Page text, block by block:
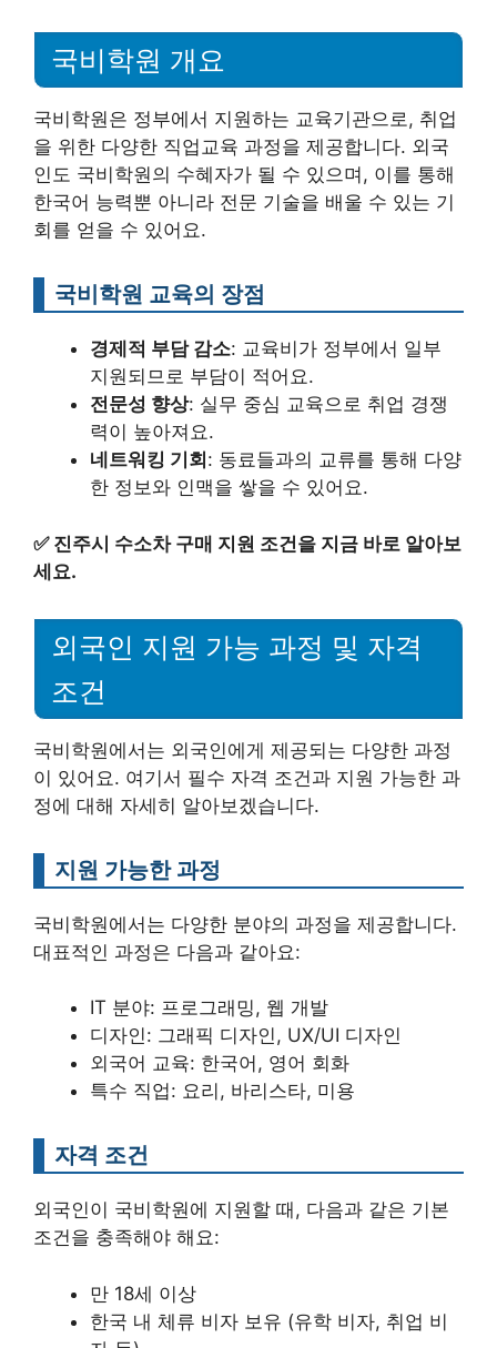
국비학원 개요
국비학원은 정부에서 지원하는 교육기관으로, 취업
을 위한 다양한 직업교육 과정을 제공합니다. 외국
인도 국비학원의 수혜자가 될 수 있으며, 이를 통해
한국어 능력뿐 아니라 전문 기술을 배울 수 있는 기
회를 얻을 수 있어요.
국비학원 교육의 장점
경제적 부담 감소: 교육비가 정부에서 일부
지원되므로 부담이 적어요.
전문성 향상: 실무 중심 교육으로 취업 경쟁
력이 높아져요.
네트워킹 기회 : 동료들과의 교류를 통해 다양
한 정보와 인맥을 쌓을 수 있어요.
✅ 진주시 수소차 구매 지원 조건을 지금 바로 알아보
세요.
외국인 지원 가능 과정 및 자격
조건
국비학원에서는 외국인에게 제공되는 다양한 과정
이 있어요. 여기서 필수 자격 조건과 지원 가능한 과
정에 대해 자세히 알아보겠습니다.
지원 가능한 과정
국비학원에서는 다양한 분야의 과정을 제공합니다.
대표적인 과정은 다음과 같아요:
IT 분야: 프로그래밍, 웹 개발
디자인: 그래픽 디자인, UX/UI 디자인
외국어 교육: 한국어, 영어 회화
특수 직업: 요리, 바리스타, 미용
자격 조건
외국인이 국비학원에 지원할 때, 다음과 같은 기본
조건을 충족해야 해요:
만 18세 이상
한국 내 체류 비자 보유 (유학 비자, 취업 비